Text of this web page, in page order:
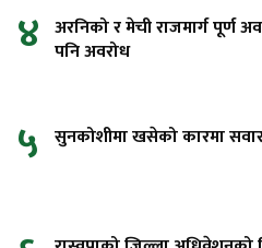
४ अरनिको र मेची राजमार्ग पूर्ण
पनि अवरोध
५ सुनकोशीमा खसेको कारमा